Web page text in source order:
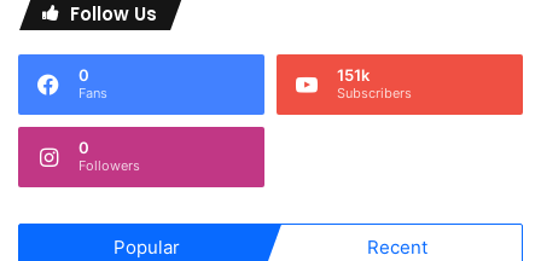
Follow Us
0
Fans
151k
Subscribers
0
Followers
Popular Recent